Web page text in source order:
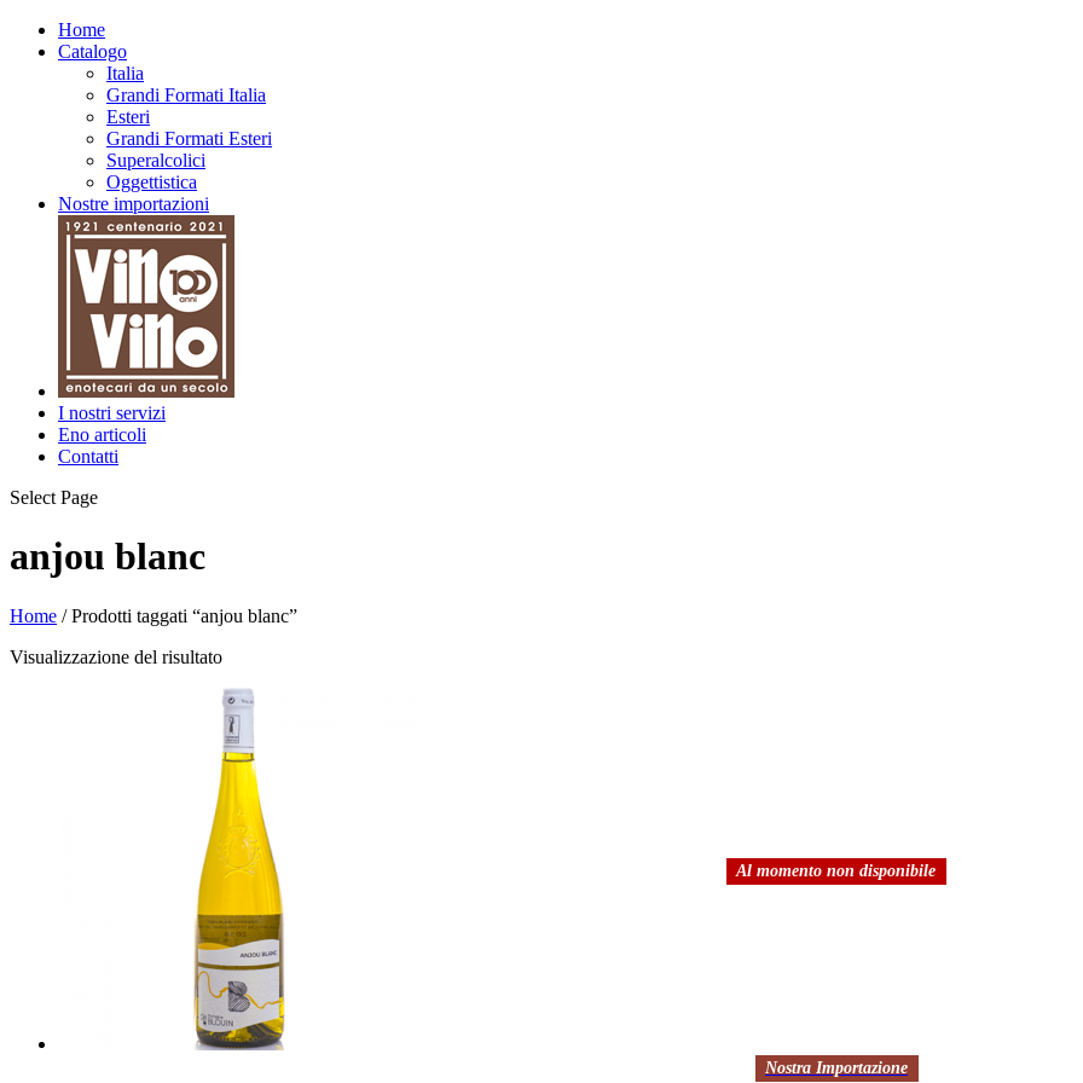
Home
Catalogo
Italia
Grandi Formati Italia
Esteri
Grandi Formati Esteri
Superalcolici
Oggettistica
Nostre importazioni
I nostri servizi
Eno articoli
Contatti
Select Page
anjou blanc
Home / Prodotti taggati “anjou blanc”
Visualizzazione del risultato
Al momento non disponibile
Nostra Importazione